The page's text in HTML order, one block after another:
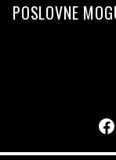
POSLOVNE